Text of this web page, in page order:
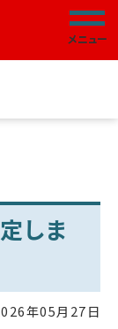
メニュー
しま
年05月27日